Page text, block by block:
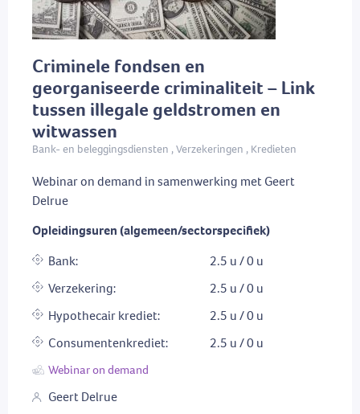
Criminele fondsen en
georganiseerde criminaliteit – Link
tussen illegale geldstromen en
witwassen
Bank- en beleggingsdiensten , Verzekeringen , Kredieten
Webinar on demand in samenwerking met Geert
Delrue
Opleidingsuren (algemeen/sectorspecifiek)
Bank:
2.5 u / 0 u
Verzekering:
2.5 u / 0 u
Hypothecair krediet:
2.5 u / 0 u
Consumentenkrediet:
2.5 u / 0 u
Webinar on demand
Geert Delrue